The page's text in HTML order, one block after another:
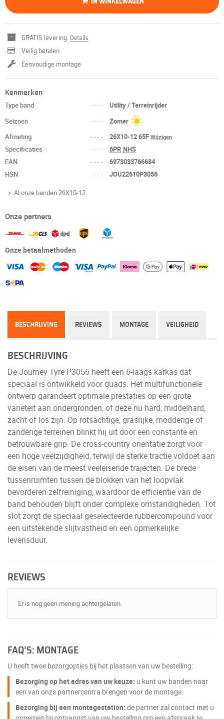
GRATIS levering. Details
Veilig betalen
Eenvoudige montage
Kenmerken
Type band ----
Utility / Terreinrijder
Seizoen
----
Zomer
Afmeting
---- 26X10-12 65FWijzigen
Specificaties ---- 6PR NHS
EAN
----
6973033766684
HSN
---- JOU22610P3056
Al onze banden 26X10-12
Onze partners
Onze betaalmethoden
BESCHRIJVING REVIEWS MONTAGE VEILIGHEID
BESCHRIJVING
De Journey Tyre P3056 heeft een 6-laags karkas dat
speciaal is ontwikkeld voor quads. Het multifunctionele
ontwerp garandeert optimale prestaties op een grote
variëteit aan ondergronden, of deze nu hard, middelhard,
zacht of los zijn. Op rotsachtige, grasrijke, modderige of
zanderige terreinen blinkt hij uit door een constante en
betrouwbare grip. De cross-country oriëntatie zorgt voor
een hoge veelzijdigheid, terwijl de sterke tractie voldoet aan
de eisen van de meest veeleisende trajecten. De brede
tussenruimten tussen de blokken van het loopvlak
bevorderen zelfreiniging, waardoor de efficiëntie van de
band behouden blijft onder complexe omstandigheden. Tot
slot zorgt de speciaal geselecteerde rubbercompound voor
een uitstekende slijtvastheid en een opmerkelijke
levensduur.
REVIEWS
Er is nog geen mening achtergelaten.
FAQ’S: MONTAGE
U heeft twee bezorgopties bij het plaatsen van uw bestelling:
Bezorging op het adres van uw keuze: u kunt uw banden naar
een van onze partnercentra brengen voor de montage.
Bezorging bij een montagestation: de partner zal contact met u